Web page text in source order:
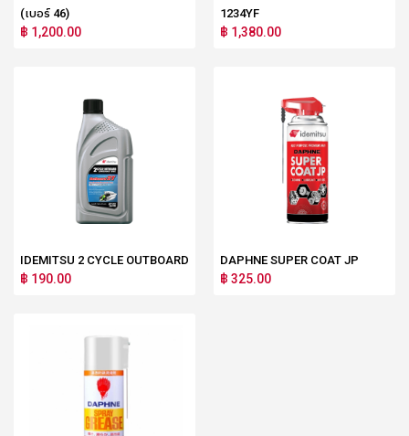
(เบอร์ 46)
฿ 1,200.00
1234YF
฿ 1,380.00
IDEMITSU 2 CYCLE OUTBOARD
฿ 190.00
DAPHNE SUPER COAT JP
฿ 325.00